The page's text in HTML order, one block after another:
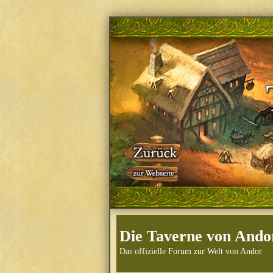
Die Taverne von
Das offizielle Forum zur Welt von Andor